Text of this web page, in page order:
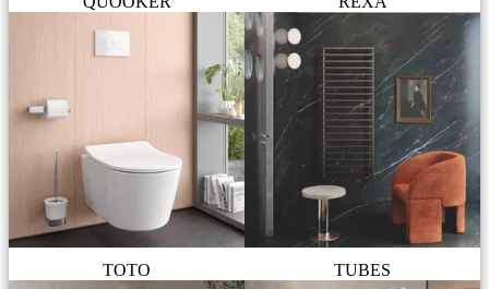
TOTO TUBES